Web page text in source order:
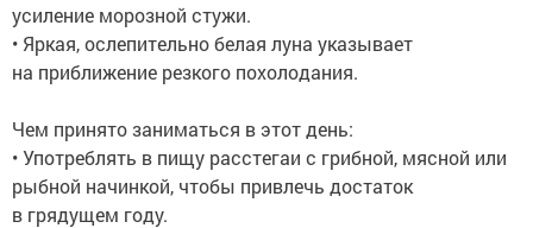
усиление морозной стужи.
• Яркая, ослепительно белая луна указывает
на приближение резкого похолодания.
Чем принято заниматься в этот день:
• Употреблять в пищу расстегаи с грибной, мясной или
рыбной начинкой, чтобы привлечь достаток
в грядущем году.